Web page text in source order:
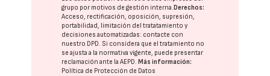
grupo por motivos de gestión interna. Derechos:
Acceso, rectificación, oposición, supresión,
portabilidad, limitación del tratatamiento y
decisiones automatizadas: contacte con
nuestro DPD. Si considera que el tratamiento no
se ajusta a la normativa vigente, puede presentar
reclamación ante laAEPD. Más información:
Política de Protección de Datos